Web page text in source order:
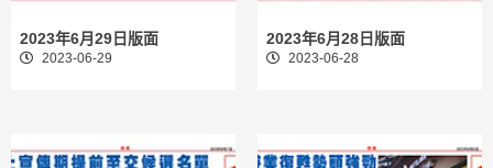
2023年6月29日版面
2023-06-29
2023年6月28日版面
2023-06-28